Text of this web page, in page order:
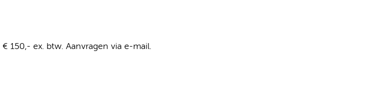
150,- ex. btw. Aanvragen via e-mail.